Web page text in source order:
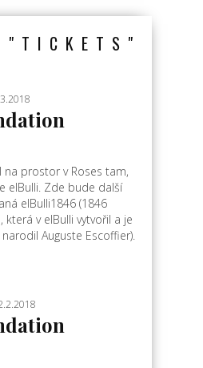
na prostor v Roses tam,
elBulli. Zde bude další
elBulli1846 (1846
v elBulli vytvořil a je
Auguste Escoffier).